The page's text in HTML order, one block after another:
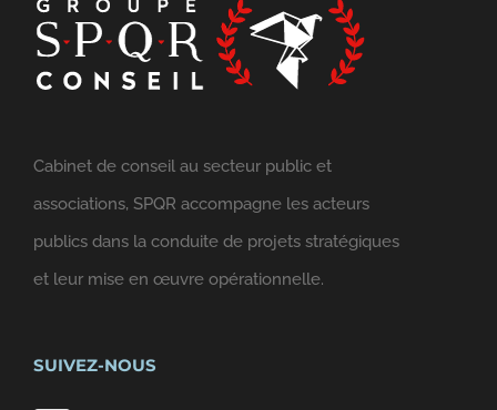
Cabinet de conseil au secteur public et
associations, SPQR accompagne les acteurs
publics dans la conduite de projets stratégiques
et leur mise en œuvre opérationnelle.
SUIVEZ-NOUS